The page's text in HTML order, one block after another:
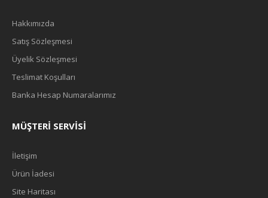
Hakkımızda
Satış Sözleşmesi
Üyelik Sözleşmesi
Teslimat Koşulları
Banka Hesap Numaralarımız
MÜŞTERI SERVISI
İletişim
Ürün İadesi
Site Haritası